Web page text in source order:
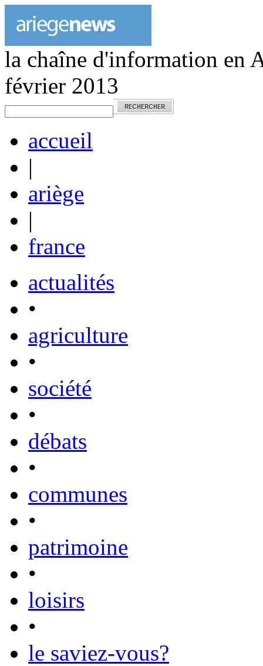
la chaîne d'information en
février 2013
accueil
|
ariège
|
france
actualités
•
agriculture
•
société
•
débats
•
communes
•
patrimoine
•
loisirs
•
le saviez-vous?